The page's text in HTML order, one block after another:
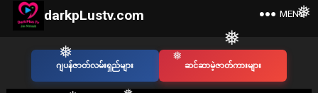
❅
❅
darkpLustv.com MENU
ဂျပန်ဇာတ်လမ်းရှည်များ ဆင်ဆာမဲ့ဇာတ်ကားများ